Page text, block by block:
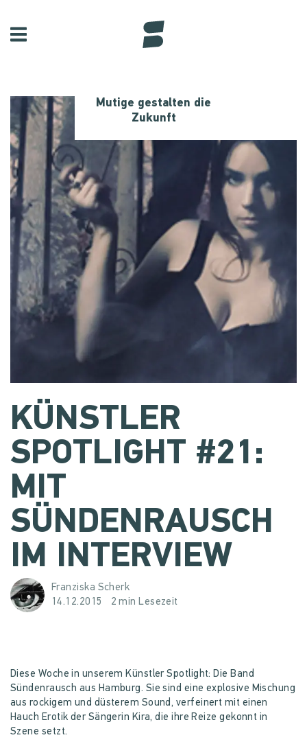
Mutige gestalten die
Zukunft
KÜNSTLER
SPOTLIGHT #21:
MIT
SÜNDENRAUSCH
IM INTERVIEW
Franziska Scherk
14.12.2015
2 min Lesezeit
Diese Woche in unserem Künstler Spotlight: Die Band
Sündenrausch aus Hamburg. Sie sind eine explosive Mischung
aus rockigem und düsterem Sound, verfeinert mit einen
Hauch Erotik der Sängerin Kira, die ihre Reize gekonnt in
Szene setzt.